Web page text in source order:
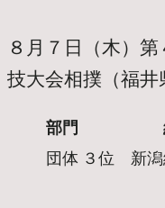
８月７日（木）
技大会相撲 （福
部門
団体 ３位 新潟